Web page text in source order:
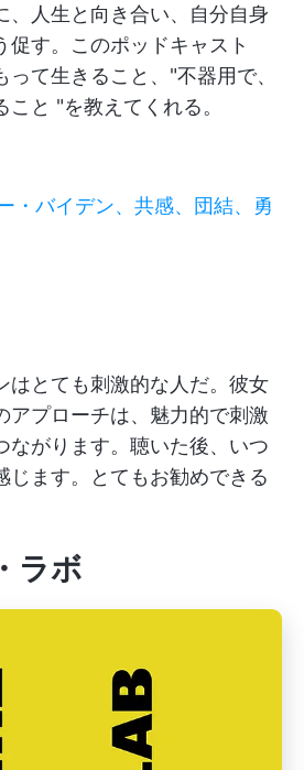
、人生と向き合い、自分自身
促す。このポッドキャスト
て生きること、"不器用で、
と "を教えてくれる。
・バイデン、共感、団結、勇
はとても刺激的な人だ。彼女
アプローチは、魅力的で刺激
ながります。聴いた後、いつ
じます。とてもお勧めできる
ラボ